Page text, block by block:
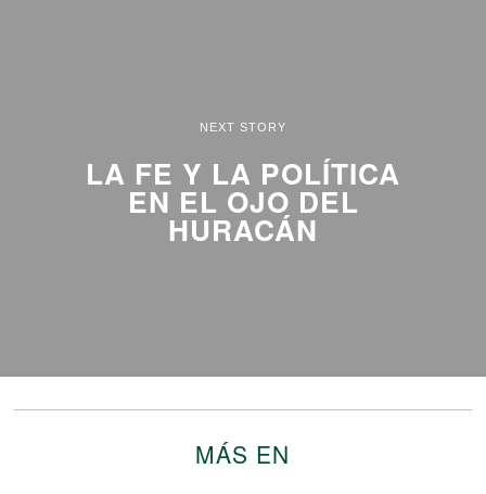
NEXT STORY
LA FE Y LA POLÍTICA
EN EL OJO DEL
HURACÁN
MÁS EN